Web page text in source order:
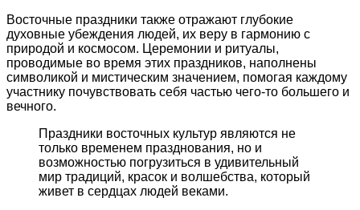
Восточные праздники также отражают глубокие
духовные убеждения людей, их веру в гармонию с
природой и космосом. Церемонии и ритуалы,
проводимые во время этих праздников, наполнены
символикой и мистическим значением, помогая каждому
участнику почувствовать себя частью чего-то большего и
вечного.
Праздники восточных культур являются не
только временем празднования, но и
возможностью погрузиться в удивительный
мир традиций, красок и волшебства, который
живет в сердцах людей веками.